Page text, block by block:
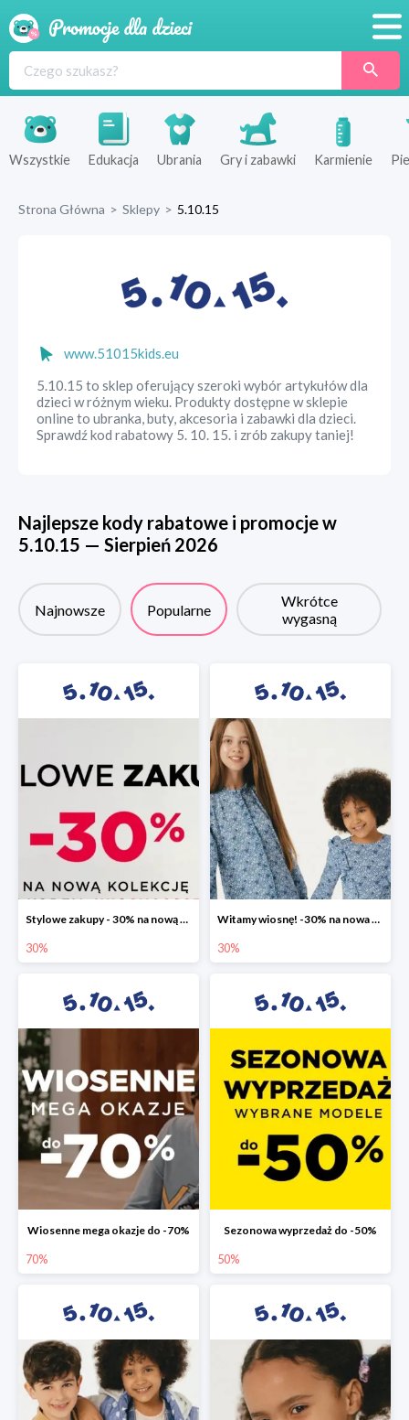
Produkty
Sklepy
Wszystkie Edukacja Ubrania Gry i zabawki Karmienie
Strona Główna > Sklepy > 5.10.15
www.51015kids.eu
5.10.15 to sklep oferujący szeroki wybór artykułów dla
dzieci w różnym wieku. Produkty dostępne w sklepie
online to ubranka, buty, akcesoria i zabawki dla dzieci.
Sprawdź kod rabatowy 5. 10. 15. i zrób zakupy taniej!
Najlepsze kody rabatowe i promocje w
5.10.15 — Sierpień 2026
Najnowsze Popularne
Wkrótce
wygasną
Stylowe zakupy - 30% na nową kolekcję
30%
Witamy wiosnę! -30% na nowa kolekcję
30%
Wiosenne mega okazje do -70%
70%
Sezonowa wyprzedaż do -50%
50%